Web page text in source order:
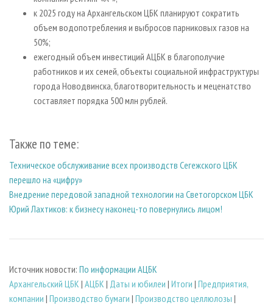
к 2025 году на Архангельском ЦБК планируют сократить
объем водопотребления и выбросов парниковых газов на
50%;
ежегодный объем инвестиций АЦБК в благополучие
работников и их семей, объекты социальной инфраструктуры
города Новодвинска, благотворительность и меценатство
составляет порядка 500 млн рублей.
Также по теме:
Техническое обслуживание всех производств Сегежского ЦБК
перешло на «цифру»
Внедрение передовой западной технологии на Светогорском ЦБК
Юрий Лахтиков: к бизнесу наконец-то повернулись лицом!
Источник новости: По информации АЦБК
Архангельский ЦБК | АЦБК | Даты и юбилеи | Итоги | Предприятия,
компании | Производство бумаги | Производство целлюлозы |